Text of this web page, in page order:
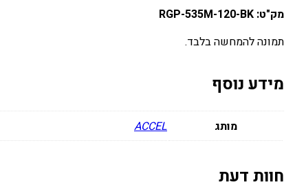
מק"ט: RGP-535M-120-BK
תמונה להמחשה בלבד.
מידע נוסף
מותג ACCEL
חוות דעת